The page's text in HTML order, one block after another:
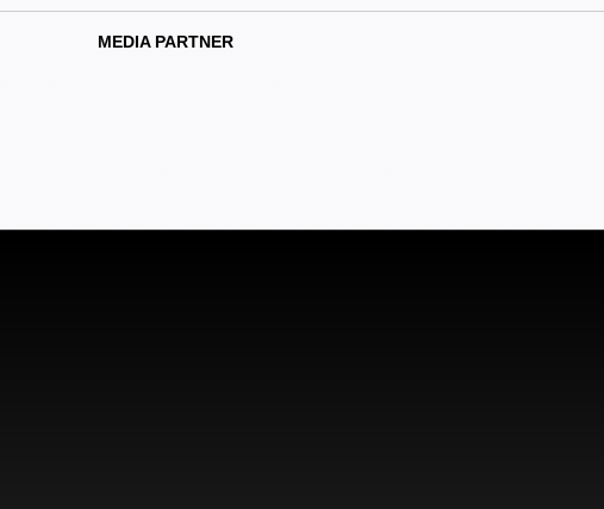
MEDIA PARTNER